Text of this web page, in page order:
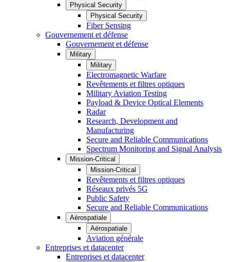
Physical Security
Physical Security
Fiber Sensing
Gouvernement et défense
Gouvernement et défense
Military
Military
Electromagnetic Warfare
Revêtements et filtres optiques
Military Aviation Testing
Payload & Device Optical Elements
Radar
Research, Development and
Manufacturing
Secure and Reliable Communications
Spectrum Monitoring and Signal Analysis
Mission-Critical
Mission-Critical
Revêtements et filtres optiques
Réseaux privés 5G
Public Safety
Secure and Reliable Communications
Aérospatiale
Aérospatiale
Aviation générale
Entreprises et datacenter
Entreprises et datacenter